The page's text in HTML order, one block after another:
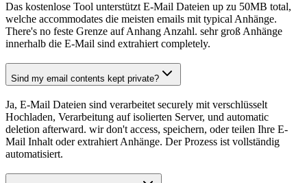
Das kostenlose Tool unterstützt E-Mail Dateien up zu 50MB total,
welche accommodates die meisten emails mit typical Anhänge.
There's no feste Grenze auf Anhang Anzahl. sehr groß Anhänge
innerhalb die E-Mail sind extrahiert completely.
Sind my email contents kept private?
Ja, E-Mail Dateien sind verarbeitet securely mit verschlüsselt
Hochladen, Verarbeitung auf isolierten Server, und automatic
deletion afterward. wir don't access, speichern, oder teilen Ihre E-
Mail Inhalt oder extrahiert Anhänge. Der Prozess ist vollständig
automatisiert.